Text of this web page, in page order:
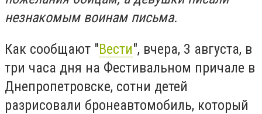
незнакомым воинам письма.
Как сообщают "Вести", вчера, 3 августа, в
три часа дня на Фестивальном причале в
Днепропетровске, сотни детей
разрисовали бронеавтомобиль, который